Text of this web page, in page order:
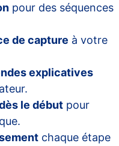
pour des séquences
de capture à votre
explicatives
le début pour
chaque étape